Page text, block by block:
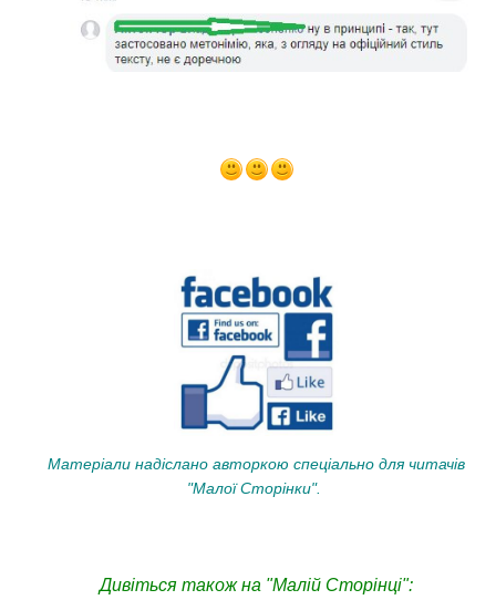
Матеріали надіслано авторкою спеціально для читачів
"Малої Сторінки".
Дивіться також на "Малій Сторінці":